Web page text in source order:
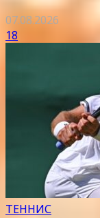
07.08.2026
18
ТЕННИС